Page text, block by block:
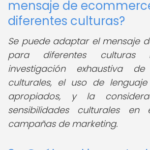
mensaje de
diferentes culturas?
Se puede adaptar el mensaje
para diferentes culturas
investigación exhaustiva
culturales, el uso de
apropiados, y la
sensibilidades culturales
campañas de marketing.